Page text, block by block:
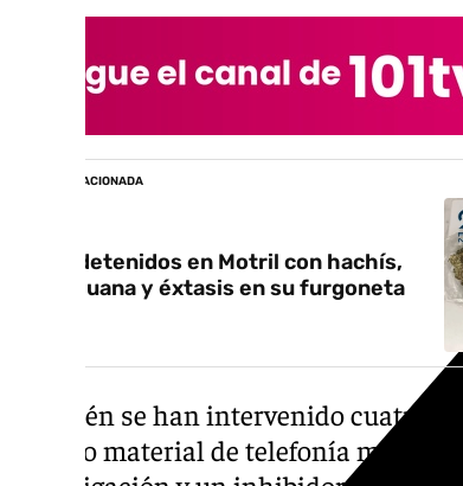
NOTICIA RELACIONADA
Tres detenidos en Motril con hachís,
marihuana y éxtasis en su furgoneta
También se han intervenido cuatro
diverso material de telefonía móvil,